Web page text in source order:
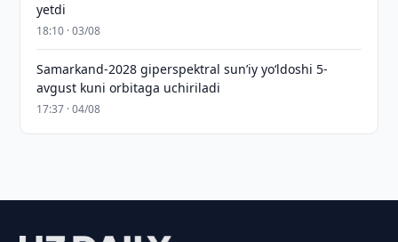
yetdi
18:10 · 03/08
Samarkand-2028 giperspektral sun’iy yo‘ldoshi 5-
avgust kuni orbitaga uchiriladi
17:37 · 04/08